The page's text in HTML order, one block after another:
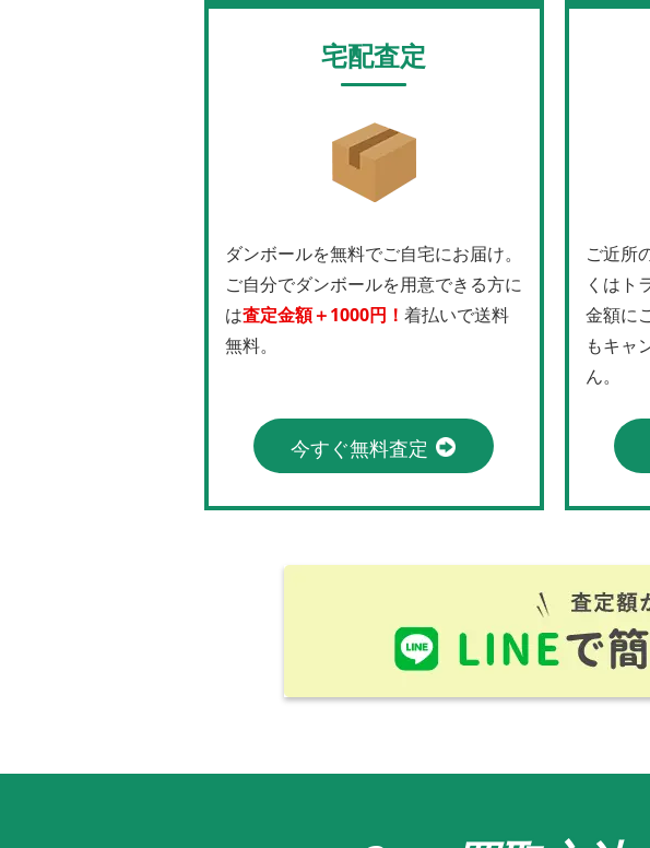
宅配査定
ダンボールを無料でご自宅にお届け。
ご自分でダンボールを用意できる方に
は査定金額＋1000円！着払いで送料
無料。
今すぐ無料査定
ご近所
くはト
金額に
もキャ
ん。